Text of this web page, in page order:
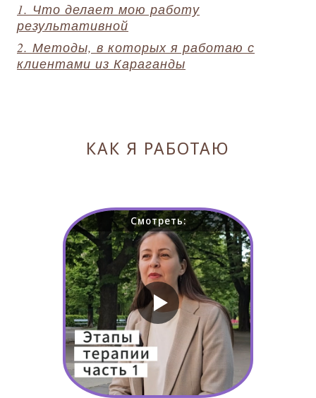
1. Что делает мою работу
результативной
2. Методы, в которых я работаю с
клиентами из Караганды
КАК Я РАБОТАЮ
Смотреть: